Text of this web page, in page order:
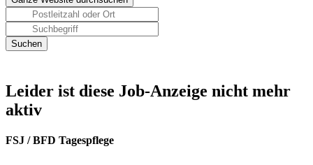
Leider ist diese Job-Anzeige nicht mehr
aktiv
FSJ / BFD Tagespflege